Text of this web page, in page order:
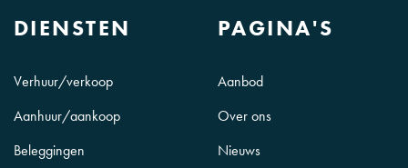
DIENSTEN
Verhuur/verkoop
Aanhuur/aankoop
Beleggingen
PAGINA'S
Aanbod
Over ons
Nieuws